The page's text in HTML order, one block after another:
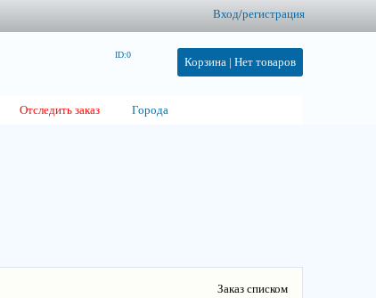
Вход/регистрация
Корзина | Нет товаров
ID:0
Отследить заказ Города
Заказ списком